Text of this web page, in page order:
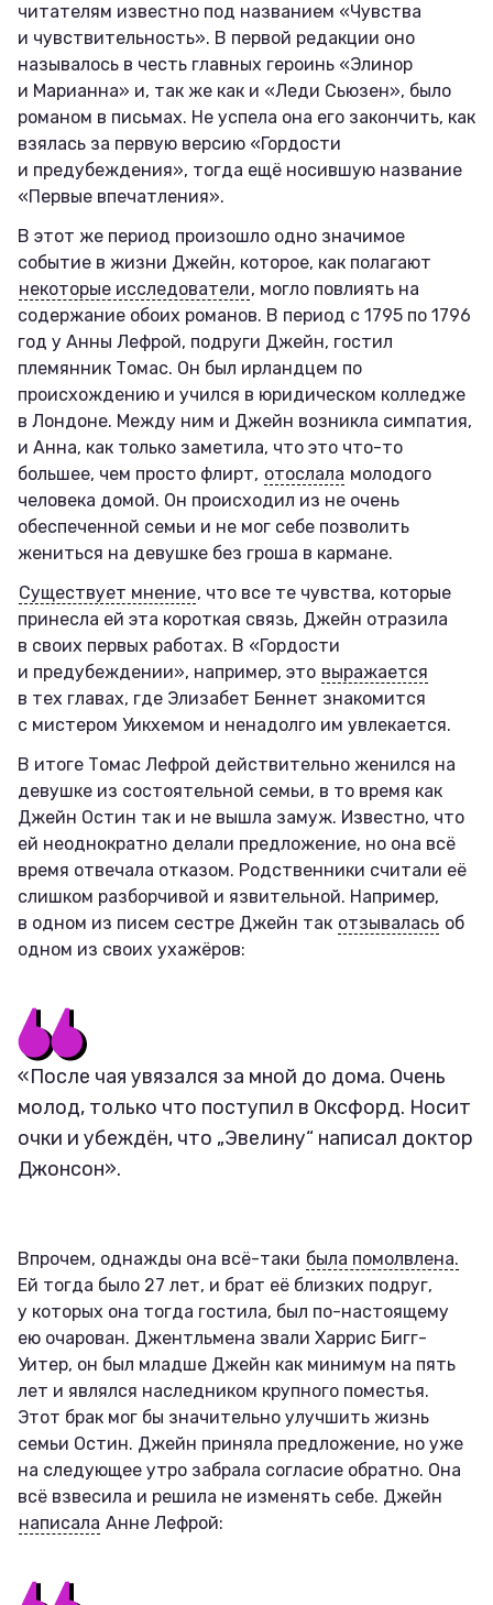
читателям известно под названием «Чувства
и чувствительность». В первой редакции оно
называлось в честь главных героинь «Элинор
и Марианна» и, так же как и «Леди Сьюзен», было
романом в письмах. Не успела она его закончить, как
взялась за первую версию «Гордости
и предубеждения», тогда ещё носившую название
«Первые впечатления».
В этот же период произошло одно значимое
событие в жизни Джейн, которое, как полагают
некоторые исследователи, могло повлиять на
содержание обоих романов. В период с 1795 по 1796
год у Анны Лефрой, подруги Джейн, гостил
племянник Томас. Он был ирландцем по
происхождению и учился в юридическом колледже
в Лондоне. Между ним и Джейн возникла симпатия,
и Анна, как только заметила, что это что-то
большее, чем просто флирт, отослала молодого
человека домой. Он происходил из не очень
обеспеченной семьи и не мог себе позволить
жениться на девушке без гроша в кармане.
Существует мнение, что все те чувства, которые
принесла ей эта короткая связь, Джейн отразила
в своих первых работах. В «Гордости
и предубеждении», например, это выражается
в тех главах, где Элизабет Беннет знакомится
с мистером Уикхемом и ненадолго им увлекается.
В итоге Томас Лефрой действительно женился на
девушке из состоятельной семьи, в то время как
Джейн Остин так и не вышла замуж. Известно, что
ей неоднократно делали предложение, но она всё
время отвечала отказом. Родственники считали её
слишком разборчивой и язвительной. Например,
в одном из писем сестре Джейн так отзывалась об
одном из своих ухажёров:
«После чая увязался за мной до дома. Очень
молод, только что поступил в Оксфорд. Носит
очки и убеждён, что „Эвелину“ написал доктор
Джонсон».
Впрочем, однажды она всё-таки была помолвлена.
Ей тогда было 27 лет, и брат её близких подруг,
у которых она тогда гостила, был по-настоящему
ею очарован. Джентльмена звали Харрис Бигг-
Уитер, он был младше Джейн как минимум на пять
лет и являлся наследником крупного поместья.
Этот брак мог бы значительно улучшить жизнь
семьи Остин. Джейн приняла предложение, но уже
на следующее утро забрала согласие обратно. Она
всё взвесила и решила не изменять себе. Джейн
написала Анне Лефрой: